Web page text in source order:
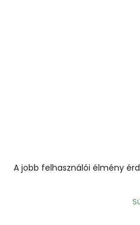
A jobb felhasználói élmény